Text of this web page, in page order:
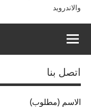
والاندرويد
اتصل بنا
الاسم (مطلوب)